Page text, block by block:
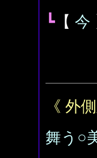
┗ 【 今
《 外
舞う○